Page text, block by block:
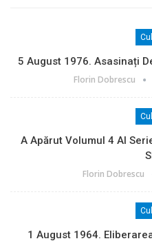
5 August 1976. Asasinați
Florin Dobrescu
A Apărut Volumul 4 Al
Florin Dobrescu
1 August 1964.